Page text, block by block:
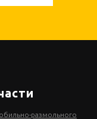
размольного